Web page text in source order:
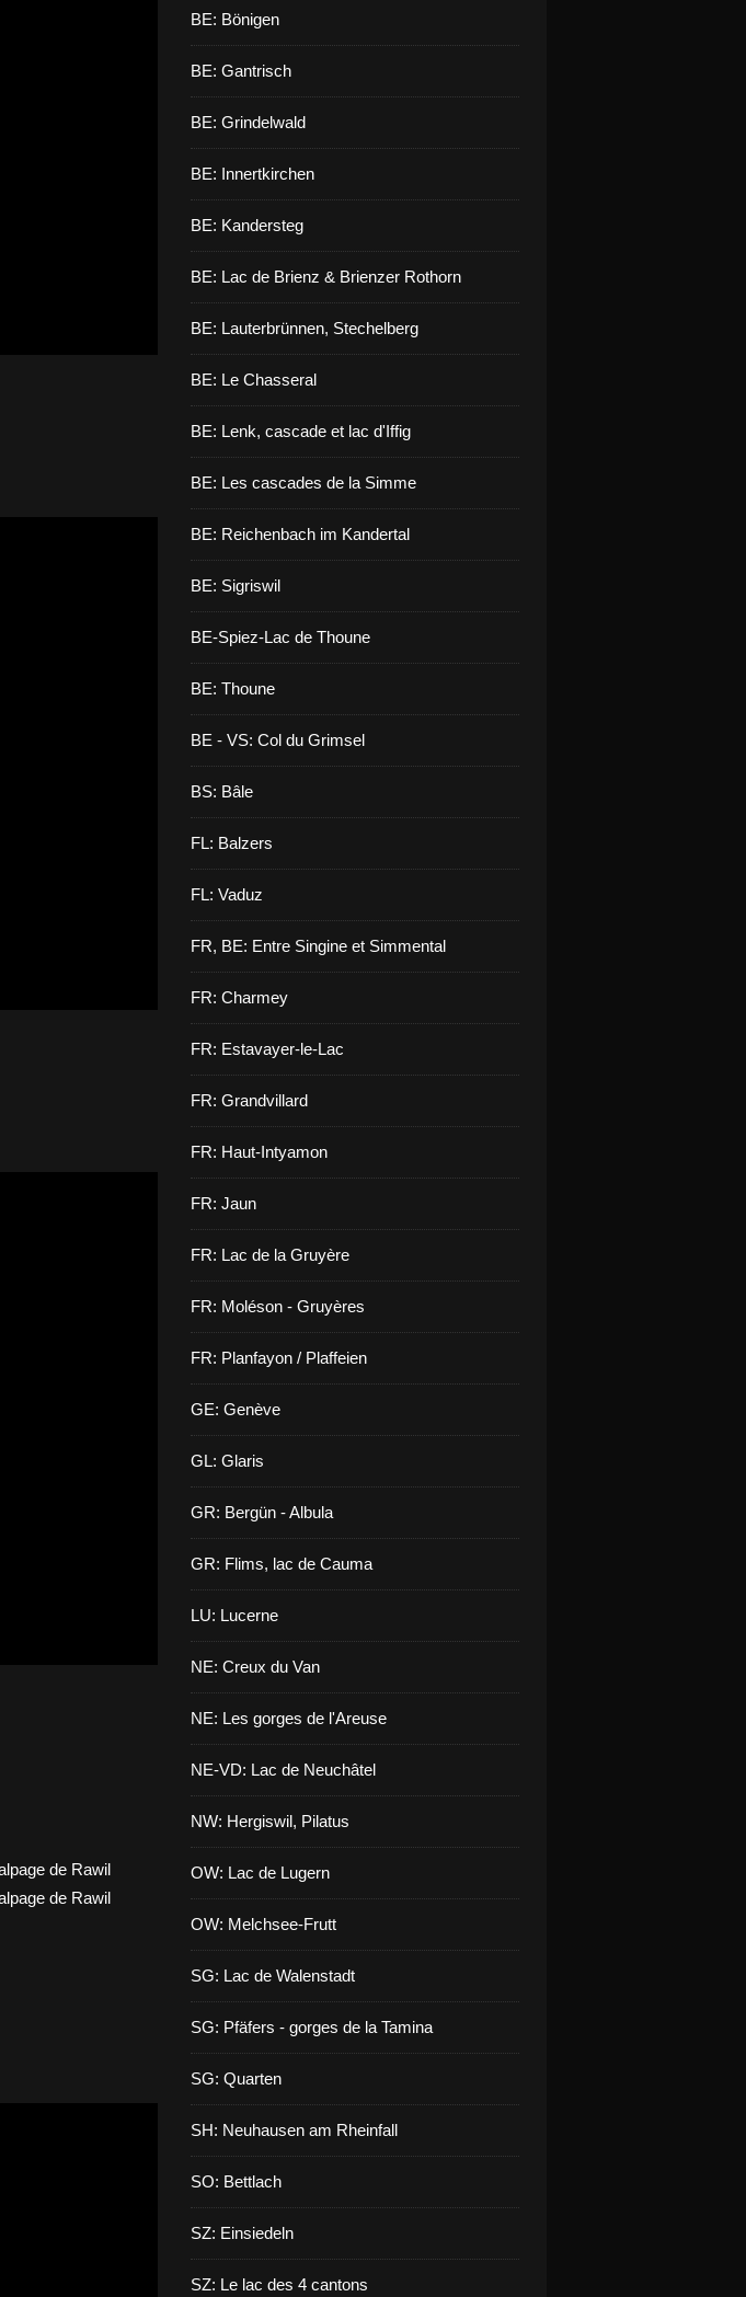
BE: Bönigen
BE: Gantrisch
BE: Grindelwald
BE: Innertkirchen
BE: Kandersteg
BE: Lac de Brienz & Brienzer Rothorn
BE: Lauterbrünnen, Stechelberg
BE: Le Chasseral
BE: Lenk, cascade et lac d'Iffig
BE: Les cascades de la Simme
BE: Reichenbach im Kandertal
BE: Sigriswil
BE-Spiez-Lac de Thoune
BE: Thoune
BE - VS: Col du Grimsel
BS: Bâle
FL: Balzers
FL: Vaduz
FR, BE: Entre Singine et Simmental
FR: Charmey
FR: Estavayer-le-Lac
FR: Grandvillard
FR: Haut-Intyamon
FR: Jaun
FR: Lac de la Gruyère
FR: Moléson - Gruyères
FR: Planfayon / Plaffeien
GE: Genève
GL: Glaris
GR: Bergün - Albula
GR: Flims, lac de Cauma
LU: Lucerne
NE: Creux du Van
NE: Les gorges de l'Areuse
NE-VD: Lac de Neuchâtel
NW: Hergiswil, Pilatus
OW: Lac de Lugern
OW: Melchsee-Frutt
SG: Lac de Walenstadt
SG: Pfäfers - gorges de la Tamina
SG: Quarten
SH: Neuhausen am Rheinfall
SO: Bettlach
SZ: Einsiedeln
SZ: Le lac des 4 cantons